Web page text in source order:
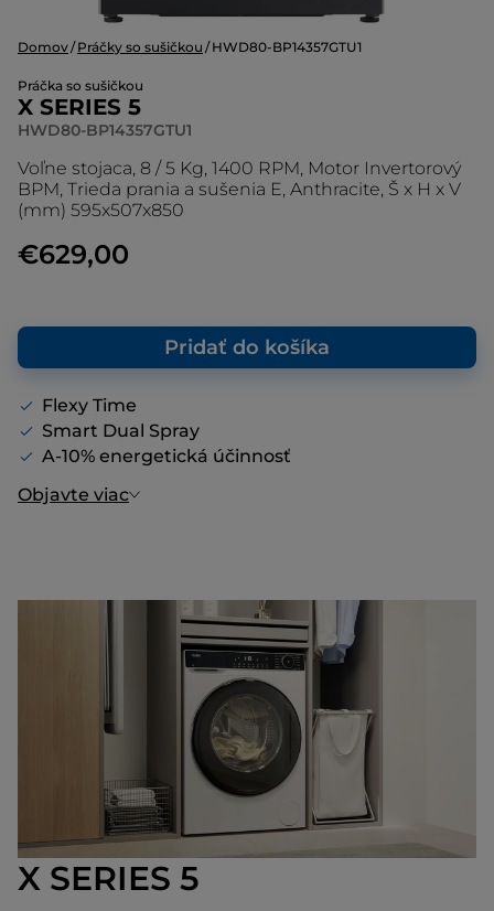
Domov Práčky so sušičkou HWD80-BP14357GTU1
Práčka so sušičkou
X SERIES 5
HWD80-BP14357GTU1
Voľne stojaca, 8 / 5 Kg, 1400 RPM, Motor Invertorový
BPM, Trieda prania a sušenia E, Anthracite, Š x H x V
(mm) 595x507x850
€629,00
Pridať do košíka
Flexy Time
Smart Dual Spray
A-10% energetická účinnosť
Objavte viac
X SERIES 5